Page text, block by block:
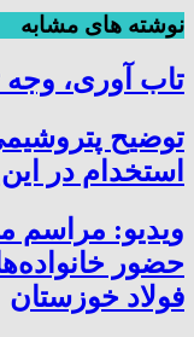
نوشته های مشابه
تاب آوری، وجه
توضیح
استخدام در
ویدیو: مراسم
حضور
فولاد خوزستان